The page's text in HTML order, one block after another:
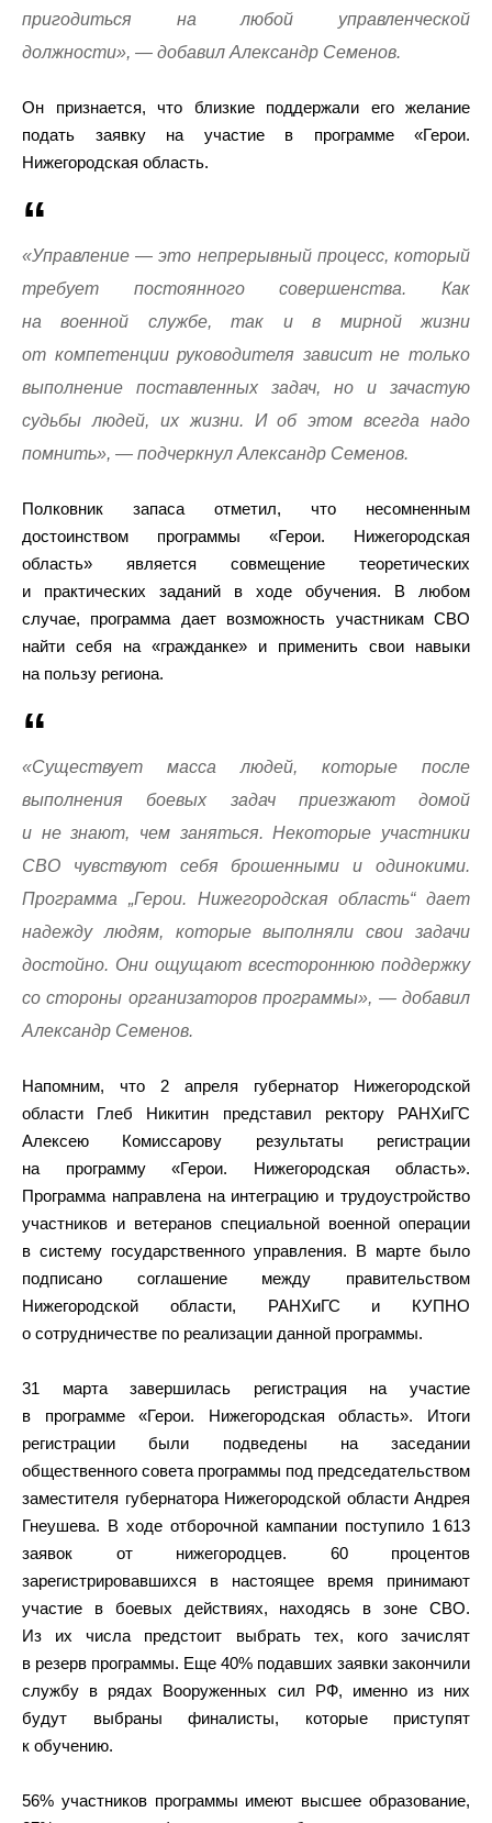
пригодиться на любой управленческой
должности», — добавил Александр Семенов.
Он признается, что близкие поддержали его желание
подать заявку на участие в программе «Герои.
Нижегородская область.
«Управление — это непрерывный процесс, который
требует постоянного совершенства. Как
на военной службе, так и в мирной жизни
от компетенции руководителя зависит не только
выполнение поставленных задач, но и зачастую
судьбы людей, их жизни. И об этом всегда надо
помнить», — подчеркнул Александр Семенов.
Полковник запаса отметил, что несомненным
достоинством программы «Герои. Нижегородская
область» является совмещение теоретических
и практических заданий в ходе обучения. В любом
случае, программа дает возможность участникам СВО
найти себя на «гражданке» и применить свои навыки
на пользу региона.
«Существует масса людей, которые после
выполнения боевых задач приезжают домой
и не знают, чем заняться. Некоторые участники
СВО чувствуют себя брошенными и одинокими.
Программа „Герои. Нижегородская область“ дает
надежду людям, которые выполняли свои задачи
достойно. Они ощущают всестороннюю поддержку
со стороны организаторов программы», — добавил
Александр Семенов.
Напомним, что 2 апреля губернатор Нижегородской
области Глеб Никитин представил ректору РАНХиГС
Алексею Комиссарову результаты регистрации
на программу «Герои. Нижегородская область».
Программа направлена на интеграцию и трудоустройство
участников и ветеранов специальной военной операции
в систему государственного управления. В марте было
подписано соглашение между правительством
Нижегородской области, РАНХиГС и КУПНО
о сотрудничестве по реализации данной программы.
31 марта завершилась регистрация на участие
в программе «Герои. Нижегородская область». Итоги
регистрации были подведены на заседании
общественного совета программы под председательством
заместителя губернатора Нижегородской области Андрея
Гнеушева. В ходе отборочной кампании поступило 1 613
заявок от нижегородцев. 60 процентов
зарегистрировавшихся в настоящее время принимают
участие в боевых действиях, находясь в зоне СВО.
Из их числа предстоит выбрать тех, кого зачислят
в резерв программы. Еще 40% подавших заявки закончили
службу в рядах Вооруженных сил РФ, именно из них
будут выбраны финалисты, которые приступят
к обучению.
56% участников программы имеют высшее образование,